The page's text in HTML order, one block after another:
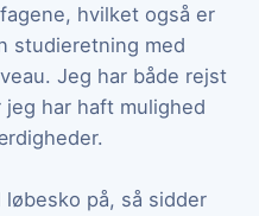
hvilket også er
studieretning med
Jeg har både rejst
jeg har haft mulighed
løbesko på, så sidder